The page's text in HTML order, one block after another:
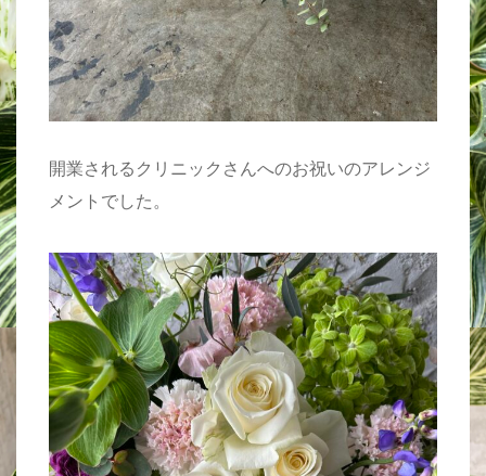
開業されるクリニックさんへのお祝いのアレンジ
メントでした。